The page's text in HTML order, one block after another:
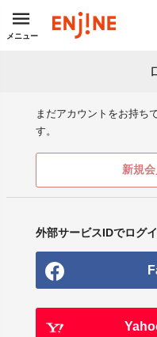
メニュー
まだアカウントをお持ち
す。
新規
外部サービスIDでログ